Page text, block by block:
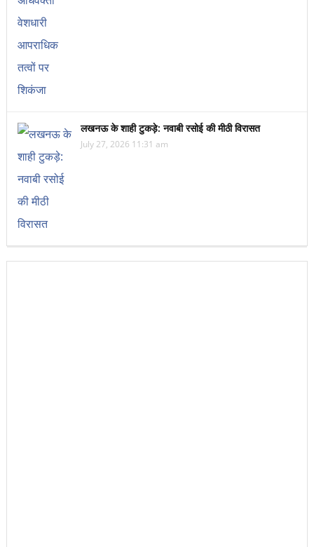
लखनऊ के शाही टुकड़े: नवाबी रसोई की मीठी विरासत
July 27, 2026 11:31 am